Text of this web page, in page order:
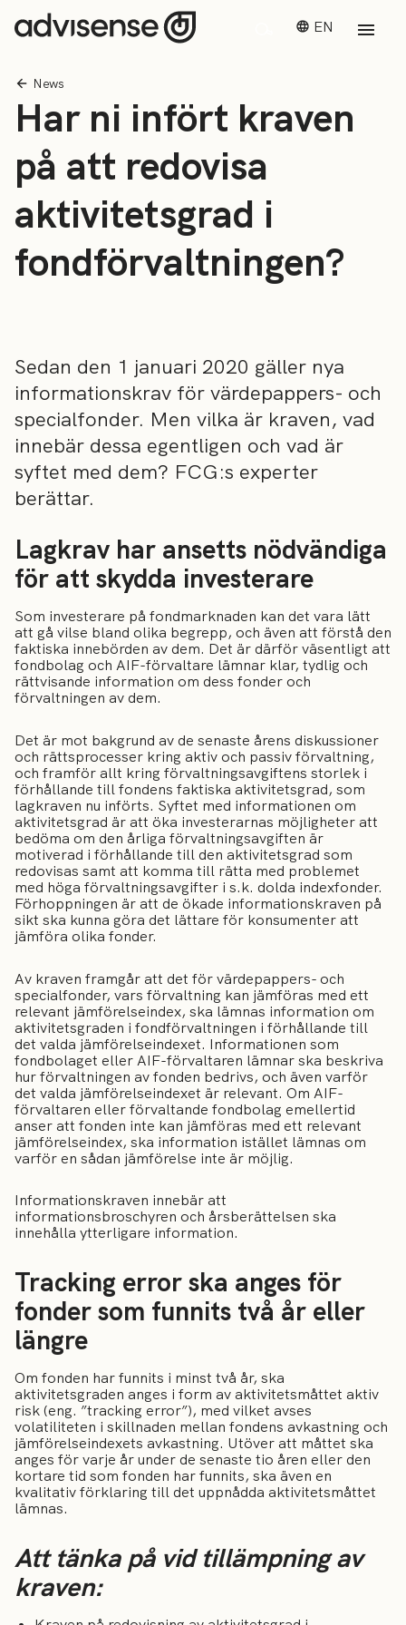
EN
News
Har ni infört kraven
på att redovisa
aktivitetsgrad i
fondförvaltningen?
Sedan den 1 januari 2020 gäller nya
informationskrav för värdepappers- och
specialfonder. Men vilka är kraven, vad
innebär dessa egentligen och vad är
syftet med dem? FCG:s experter
berättar.
Lagkrav har ansetts nödvändiga
för att skydda investerare
Som investerare på fondmarknaden kan det vara lätt
att gå vilse bland olika begrepp, och även att förstå den
faktiska innebörden av dem. Det är därför väsentligt att
fondbolag och AIF-förvaltare lämnar klar, tydlig och
rättvisande information om dess fonder och
förvaltningen av dem.
Det är mot bakgrund av de senaste årens diskussioner
och rättsprocesser kring aktiv och passiv förvaltning,
och framför allt kring förvaltningsavgiftens storlek i
förhållande till fondens faktiska aktivitetsgrad, som
lagkraven nu införts. Syftet med informationen om
aktivitetsgrad är att öka investerarnas möjligheter att
bedöma om den årliga förvaltningsavgiften är
motiverad i förhållande till den aktivitetsgrad som
redovisas samt att komma till rätta med problemet
med höga förvaltningsavgifter i s.k. dolda indexfonder.
Förhoppningen är att de ökade informationskraven på
sikt ska kunna göra det lättare för konsumenter att
jämföra olika fonder.
Av kraven framgår att det för värdepappers- och
specialfonder, vars förvaltning kan jämföras med ett
relevant jämförelseindex, ska lämnas information om
aktivitetsgraden i fondförvaltningen i förhållande till
det valda jämförelseindexet. Informationen som
fondbolaget eller AIF-förvaltaren lämnar ska beskriva
hur förvaltningen av fonden bedrivs, och även varför
det valda jämförelseindexet är relevant. Om AIF-
förvaltaren eller förvaltande fondbolag emellertid
anser att fonden inte kan jämföras med ett relevant
jämförelseindex, ska information istället lämnas om
varför en sådan jämförelse inte är möjlig.
Informationskraven innebär att
informationsbroschyren och årsberättelsen ska
innehålla ytterligare information.
Tracking error ska anges för
fonder som funnits två år eller
längre
Om fonden har funnits i minst två år, ska
aktivitetsgraden anges i form av aktivitetsmåttet aktiv
risk (eng. ”tracking error”), med vilket avses
volatiliteten i skillnaden mellan fondens avkastning och
jämförelseindexets avkastning. Utöver att måttet ska
anges för varje år under de senaste tio åren eller den
kortare tid som fonden har funnits, ska även en
kvalitativ förklaring till det uppnådda aktivitetsmåttet
lämnas.
Att tänka på vid tillämpning av
kraven: